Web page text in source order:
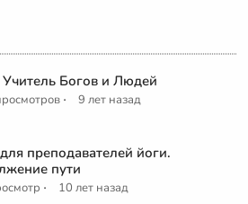
Богов и Людей
· 9 лет назад
преподавателей йоги.
пути
· 10 лет назад